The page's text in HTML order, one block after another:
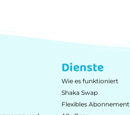
Dienste
Wie es funktioniert
Shaka Swap
Flexibles Abonnement